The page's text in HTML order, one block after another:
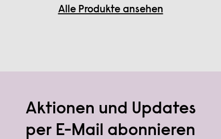
Alle Produkte ansehen
Aktionen und Updates
per E-Mail abonnieren